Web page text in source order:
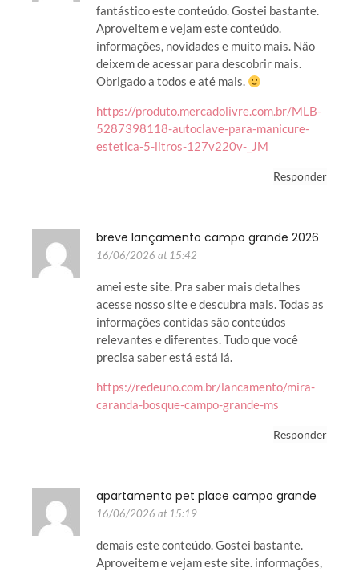
fantástico este conteúdo. Gostei bastante.
Aproveitem e vejam este conteúdo.
informações, novidades e muito mais. Não
deixem de acessar para descobrir mais.
Obrigado a todos e até mais.
https://produto.mercadolivre.com.br/MLB-
5287398118-autoclave-para-manicure-
estetica-5-litros-127v220v-_JM
Responder
breve lançamento campo grande 2026
16/06/2026 at 15:42
amei este site. Pra saber mais detalhes
acesse nosso site e descubra mais. Todas as
informações contidas são conteúdos
relevantes e diferentes. Tudo que você
precisa saber está está lá.
https://redeuno.com.br/lancamento/mira-
caranda-bosque-campo-grande-ms
Responder
apartamento pet place campo grande
16/06/2026 at 15:19
demais este conteúdo. Gostei bastante.
Aproveitem e vejam este site. informações,